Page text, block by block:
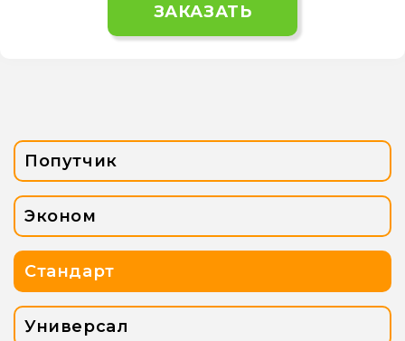
ЗАКАЗАТЬ
Попутчик
Эконом
Стандарт
Универсал